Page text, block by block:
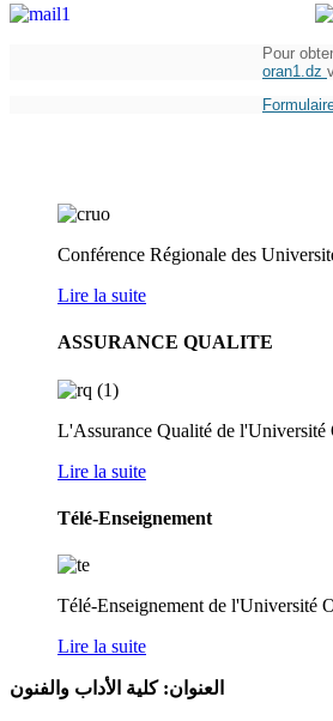
Pour
oran1.dz
Conférence Régionale des
Lire la suite
ASSURANCE QUALITE
L'Assurance Qualité de l'Université
Lire la suite
Télé-Enseignement
Télé-Enseignement de l'Université
Lire la suite
لعنوان: كلية الأداب والفنون